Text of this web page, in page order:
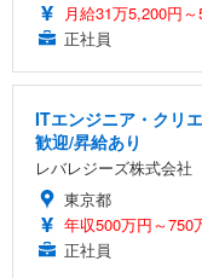
月給31万5,200円
正社員
ITエンジニア・クリ
歓迎/昇給あり
レバレジーズ株式会社
東京都
年収500万円～750
正社員